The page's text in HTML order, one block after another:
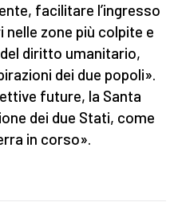
facilitare l’ingresso
zone più colpite e
diritto umanitario,
dei due popoli».
future, la Santa
dei due Stati, come
in corso».